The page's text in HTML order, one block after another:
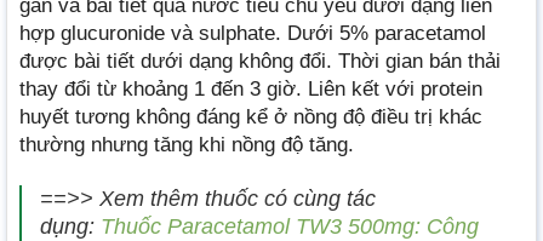
gan và bài tiết qua nước tiểu chủ yếu dưới dạng liên
hợp glucuronide và sulphate. Dưới 5% paracetamol
được bài tiết dưới dạng không đổi. Thời gian bán thải
thay đổi từ khoảng 1 đến 3 giờ. Liên kết với protein
huyết tương không đáng kể ở nồng độ điều trị khác
thường nhưng tăng khi nồng độ tăng.
==>> Xem thêm thuốc có cùng tác
dụng: Thuốc Paracetamol TW3 500mg: Công